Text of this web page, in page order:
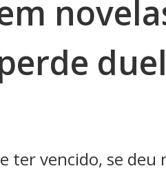
ter vencido, se